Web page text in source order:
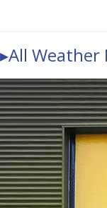
▸All Weather